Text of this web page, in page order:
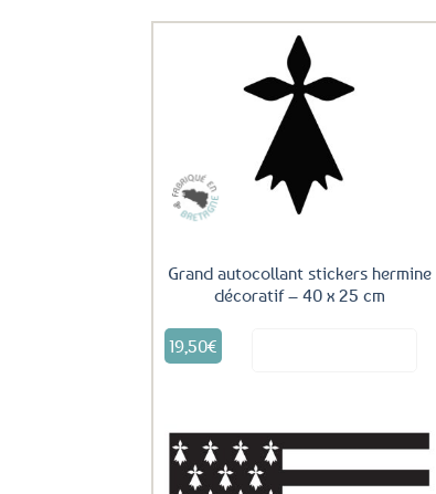
Grand autocollant stickers hermine
décoratif – 40 x 25 cm
19,50€
Ce
Les
options
peuvent